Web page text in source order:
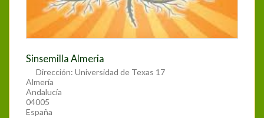
Sinsemilla Almeria
Dirección:Universidad de Texas 17
Almería
Andalucía
04005
España